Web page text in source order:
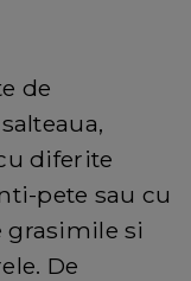
de
diferite
pete sau cu
grasimile si
De